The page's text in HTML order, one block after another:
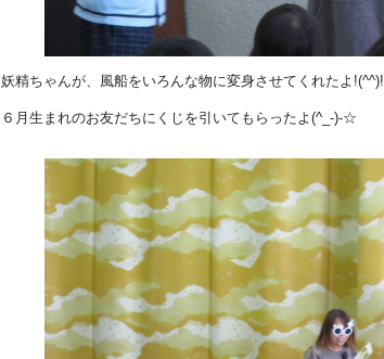
妖精ちゃんが、風船をいろんな物に変身させてくれたよ!(^^)!
６月生まれのお友だちにくじを引いてもらったよ(^_-)-☆